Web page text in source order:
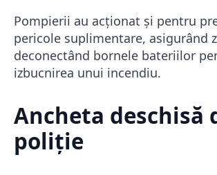
Pompierii au acționat și pentru
pericole suplimentare, asigurând
deconectând bornele bateriilor
izbucnirea unui incendiu.
Ancheta deschisă
poliție